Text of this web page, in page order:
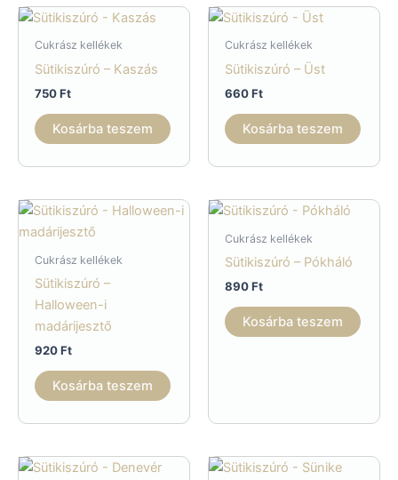
Cukrász kellékek
Sütikiszúró – Kaszás
750Ft
Kosárba teszem
Cukrász kellékek
Sütikiszúró – Üst
660Ft
Kosárba teszem
Cukrász kellékek
Sütikiszúró –
Halloween-i
madárijesztő
920Ft
Kosárba teszem
Cukrász kellékek
Sütikiszúró – Pókháló
890Ft
Kosárba teszem